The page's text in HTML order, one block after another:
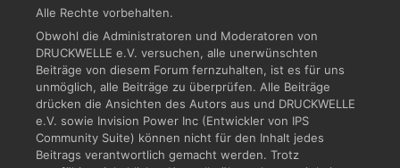
Alle Rechte vorbehalten.
Obwohl die Administratoren und Moderatoren von
DRUCKWELLE e.V. versuchen, alle unerwünschten
Beiträge von diesem Forum fernzuhalten, ist es für uns
unmöglich, alle Beiträge zu überprüfen. Alle Beiträge
drücken die Ansichten des Autors aus und DRUCKWELLE
e.V. sowie Invision Power Inc (Entwickler von IPS
Community Suite) können nicht für den Inhalt jedes
Beitrags verantwortlich gemacht werden. Trotz